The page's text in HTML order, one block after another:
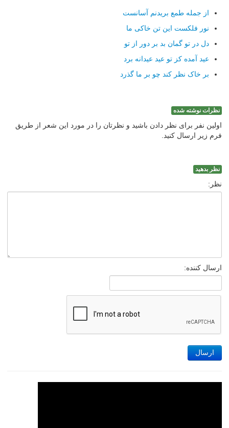
از جمله طمع بریدنم آسانست
نور فلکست این تن خاکی ما
دل در تو گمان بد بر دور از تو
عید آمده کز تو عید عیدانه برد
بر خاک نظر کند چو بر ما گذرد
نظرات نوشته شده
اولین نفر برای نظر دادن باشید و نظرتان را در مورد این شعر از طریق
فرم زیر ارسال کنید.
نظر بدهید
نظر:
ارسال کننده:
ارسال